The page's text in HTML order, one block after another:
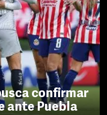
confirmar
ante Puebla